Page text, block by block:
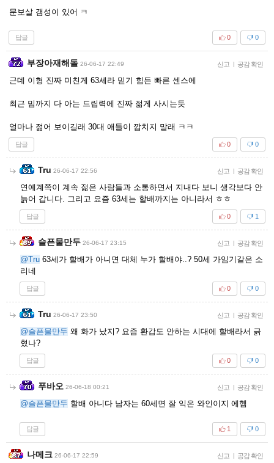
문보살 갬성이 있어 ㅋ
답글 0
0
부장아재해돌 26-06-17 22:49 신고 | 공감 확인
근데 이형 진짜 미친게 63세라 믿기 힘든 빠른 센스에
최근 밈까지 다 아는 드립력에 진짜 젊게 사시는듯
얼마나 젊어 보이길래 30대 애들이 깝치지 말래 ㅋㅋ
답글 0
0
Tru 26-06-17 22:56 신고 | 공감 확인
연예계쪽이 계속 젊은 사람들과 소통하면서 지내다 보니 생각보다 안
늙어 갑니다. 그리고 요즘 63세는 할배까지는 아니라서 ㅎㅎ
답글 1
0
슬픈물만두 26-06-17 23:15 신고 | 공감 확인
@Tru 63세가 할배가 아니면 대체 누가 할배야..? 50세 가임기같은 소
리네
답글 0
0
Tru 26-06-17 23:50 신고 | 공감 확인
@슬픈물만두 왜 화가 났지? 요즘 환갑도 안하는 시대에 할배라서 긁
혔나?
답글 0
0
푸바오 26-06-18 00:21 신고 | 공감 확인
@슬픈물만두 할배 아니다 남자는 60세면 잘 익은 와인이지 에헴
답글 0
1
나메크 26-06-17 22:59 신고 | 공감 확인